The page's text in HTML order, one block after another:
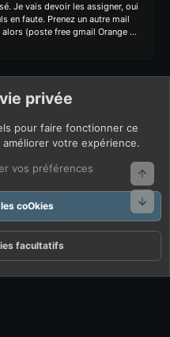
Je vais devoir les assigner, oui
en faute. Prenez un autre mail
(poste free gmail Orange ...
privée
pour faire fonctionner ce
votre expérience.
vos préférences
coOkies
facultatifs